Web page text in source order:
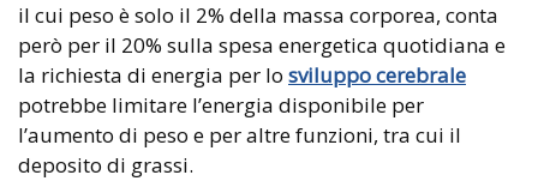
il cui peso è solo il 2% della massa corporea, conta
però per il 20% sulla spesa energetica quotidiana e
la richiesta di energia per lo sviluppo cerebrale
potrebbe limitare l’energia disponibile per
l’aumento di peso e per altre funzioni, tra cui il
deposito di grassi.